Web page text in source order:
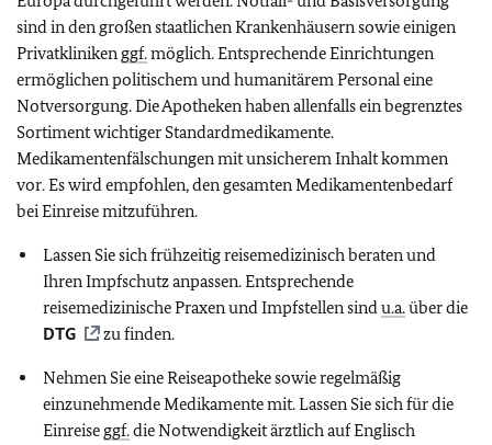
sind in den großen staatlichen Krankenhäusern sowie einigen
Privatkliniken ggf.möglich. Entsprechende Einrichtungen
ermöglichen politischem und humanitärem Personal eine
Notversorgung. Die Apotheken haben allenfalls ein begrenztes
Sortiment wichtiger Standardmedikamente.
Medikamentenfälschungen mit unsicherem Inhalt kommen
vor. Es wird empfohlen, den gesamten Medikamentenbedarf
bei Einreise mitzuführen.
Lassen Sie sich frühzeitig reisemedizinisch beraten und
Ihren Impfschutz anpassen. Entsprechende
reisemedizinische Praxen und Impfstellen sindu.a.über die
DTG
zu finden.
Nehmen Sie eine Reiseapotheke sowie regelmäßig
einzunehmende Medikamente mit. Lassen Sie sich für die
Einreise ggf.die Notwendigkeit ärztlich auf Englisch